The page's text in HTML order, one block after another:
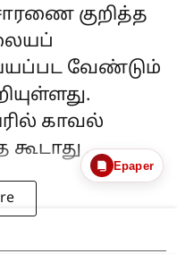
குறித்த
வேண்டும்
காவல்
...
Epaper